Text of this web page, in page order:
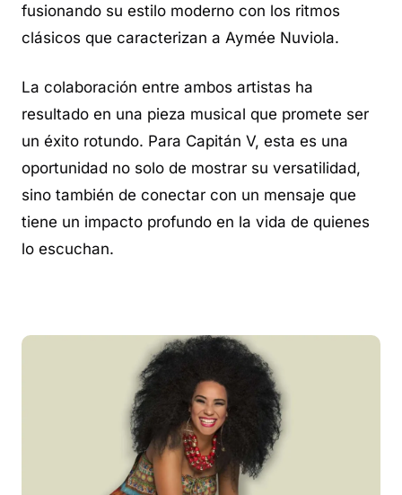
fusionando su estilo moderno con los ritmos
clásicos que caracterizan a Aymée Nuviola.
La colaboración entre ambos artistas ha
resultado en una pieza musical que promete ser
un éxito rotundo. Para Capitán V, esta es una
oportunidad no solo de mostrar su versatilidad,
sino también de conectar con un mensaje que
tiene un impacto profundo en la vida de quienes
lo escuchan.